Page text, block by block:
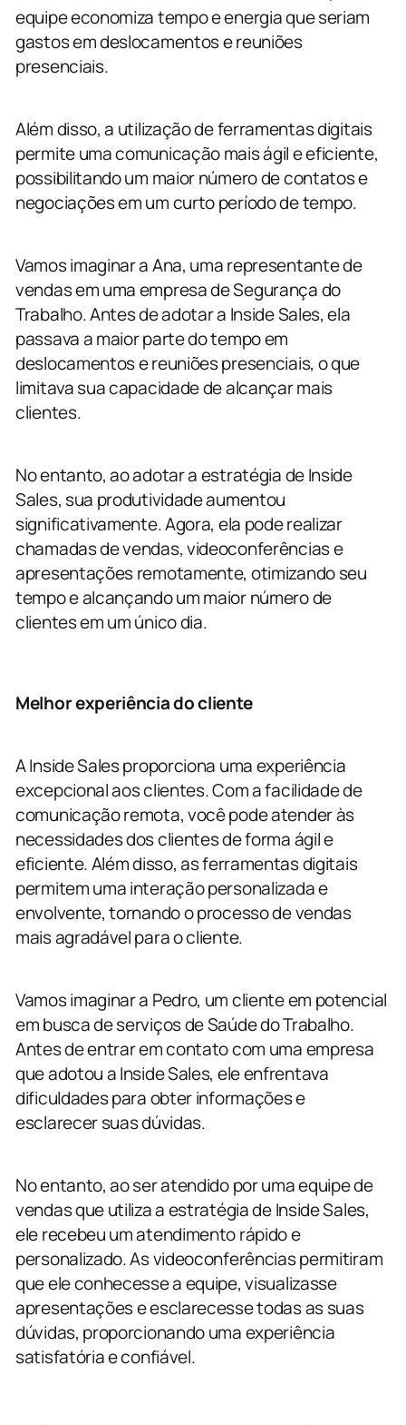
equipe economiza tempo e energia que seriam
gastos em deslocamentos e reuniões
presenciais.
Além disso, a utilização de ferramentas digitais
permite uma comunicação mais ágil e eficiente,
possibilitando um maior número de contatos e
negociações em um curto período de tempo.
Vamos imaginar a Ana, uma representante de
vendas em uma empresa de Segurança do
Trabalho. Antes de adotar a Inside Sales, ela
passava a maior parte do tempo em
deslocamentos e reuniões presenciais, o que
limitava sua capacidade de alcançar mais
clientes.
No entanto, ao adotar a estratégia de Inside
Sales, sua produtividade aumentou
significativamente. Agora, ela pode realizar
chamadas de vendas, videoconferências e
apresentações remotamente, otimizando seu
tempo e alcançando um maior número de
clientes em um único dia.
Melhor experiência do cliente
A Inside Sales proporciona uma experiência
excepcional aos clientes. Com a facilidade de
comunicação remota, você pode atender às
necessidades dos clientes de forma ágil e
eficiente. Além disso, as ferramentas digitais
permitem uma interação personalizada e
envolvente, tornando o processo de vendas
mais agradável para o cliente.
Vamos imaginar a Pedro, um cliente em potencial
em busca de serviços de Saúde do Trabalho.
Antes de entrar em contato com uma empresa
que adotou a Inside Sales, ele enfrentava
dificuldades para obter informações e
esclarecer suas dúvidas.
No entanto, ao ser atendido por uma equipe de
vendas que utiliza a estratégia de Inside Sales,
ele recebeu um atendimento rápido e
personalizado. As videoconferências permitiram
que ele conhecesse a equipe, visualizasse
apresentações e esclarecesse todas as suas
dúvidas, proporcionando uma experiência
satisfatória e confiável.